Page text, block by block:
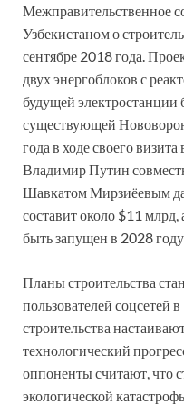
Межправительственное
Узбекистаном о
сентябре 2018 года.
двух энергоблоков с
будущей электростанции
существующей
года в ходе своего
Владимир Путин
Шавкатом Мирзиёевым
составит около $11
быть запущен в 2028
Планы строительства
пользователей соцсетей
строительства
технологический
оппоненты считают, что
экологической